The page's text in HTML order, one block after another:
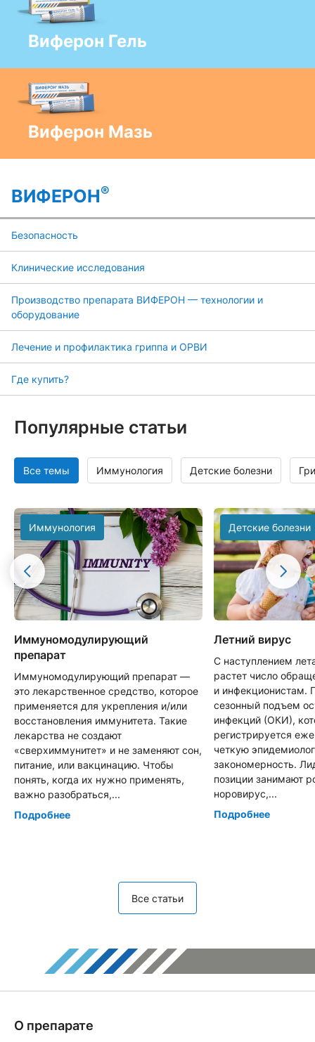
Виферон Гель
Виферон Мазь
ВИФЕРОН®
Безопасность
Клинические исследования
Производство препарата ВИФЕРОН — технологии и
оборудование
Лечение и профилактика гриппа и ОРВИ
Где купить?
Популярные статьи
Все темы Иммунология Детские болезни
Иммунология
Иммуномодулирующий
препарат
Иммуномодулирующий препарат —
это лекарственное средство, которое
применяется для укрепления и/или
восстановления иммунитета. Такие
лекарства не создают
«сверхиммунитет» и не заменяют сон,
питание, или вакцинацию. Чтобы
понять, когда их нужно применять,
важно разобраться,...
Подробнее
Детские болезни
Летний вирус
С наступлением
растет число
и инфекционистам.
сезонный подъем
инфекций (ОКИ),
регистрируется
четкую
закономерность.
позиции занимают
норовирус,...
Подробнее
Все статьи
О препарате